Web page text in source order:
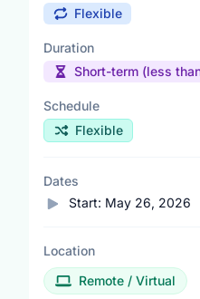
Flexible
Duration
Short-term (less
Schedule
Flexible
Dates
Start: May 26, 2026
Location
Remote / Virtual